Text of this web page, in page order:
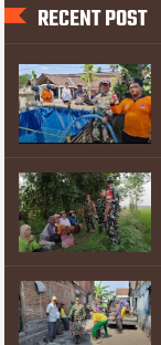
RECENT POST